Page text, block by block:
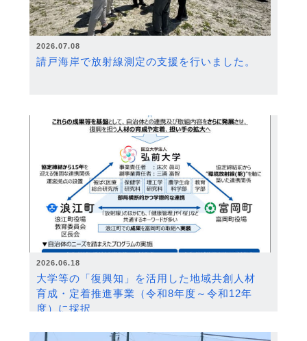
2026.07.08
請戸海岸で放射線測定の支援を行いました。
2026.06.18
大学等の「復興知」を活用した地域共創人材
育成・定着推進事業（令和8年度～令和12年
度）に採択